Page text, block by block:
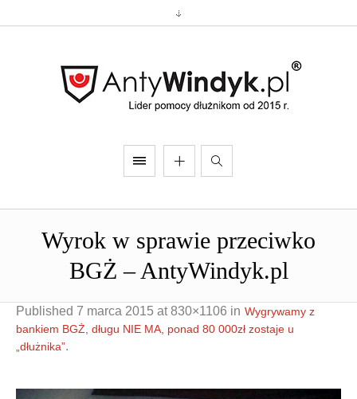
Wyrok w sprawie przeciwko
BGŻ – AntyWindyk.pl
Published 7 marca 2015 at 830×1106 in Wygrywamy z
bankiem BGŻ, długu NIE MA, ponad 80 000zł zostaje u
„dłużnika”.